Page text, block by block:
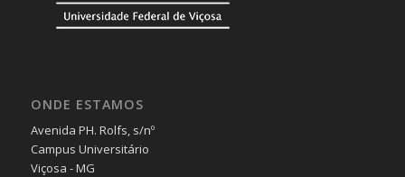
ONDE ESTAMOS
Avenida PH. Rolfs, s/nº
Campus Universitário
Viçosa - MG